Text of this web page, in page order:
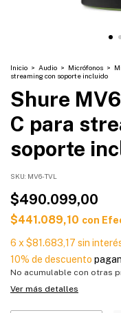
Inicio > Audio > Micrófonos >
streaming con soporte incluido
Shure
C para
soporte
SKU: MV6-TVL
$490.099,00
$441.089,10 con
6 x $81.683,17 sin
10% de descuento
No acumulable con otras
Ver más detalles